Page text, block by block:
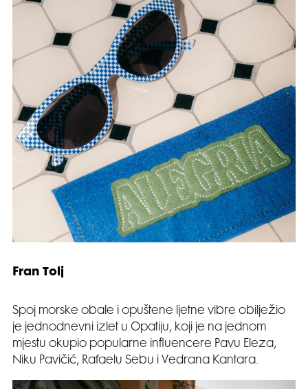
Fran Tolj
Spoj morske obale i opuštene ljetne vibre obilježio
je jednodnevni izlet u Opatiju, koji je na jednom
mjestu okupio popularne influencere Pavu Eleza,
Niku Pavičić, Rafaelu Sebu i Vedrana Kantara.